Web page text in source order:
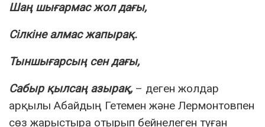
Шаң шығармас жол дағы,
Сілкіне алмас жапырақ.
Тыншығарсың сен дағы,
Сабыр қылсаң азырақ,– деген жолдар
арқылы Абайдың Гетемен және Лермонтовпен
сөз жарыстыра отырып бейнелеген туған